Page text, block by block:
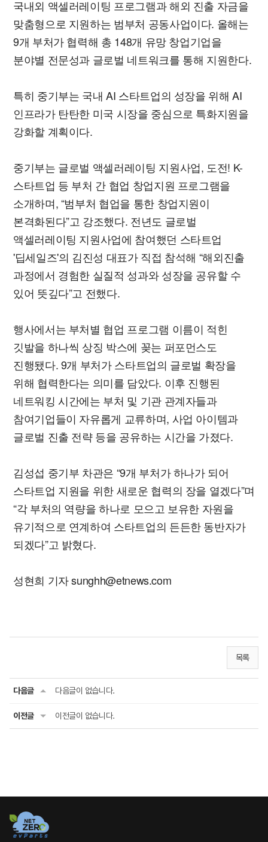
국내외 액셀러레이팅 프로그램과 해외 진출 자금을
맞춤형으로 지원하는 범부처 공동사업이다. 올해는
9개 부처가 협력해 총 148개 유망 창업기업을
분야별 전문성과 글로벌 네트워크를 통해 지원한다.
특히 중기부는 국내 AI 스타트업의 성장을 위해 AI
인프라가 탄탄한 미국 시장을 중심으로 특화지원을
강화할 계획이다.
중기부는 글로벌 액셀러레이팅 지원사업, 도전! K-
스타트업 등 부처 간 협업 창업지원 프로그램을
소개하며, “범부처 협업을 통한 창업지원이
본격화된다”고 강조했다. 전년도 글로벌
액셀러레이팅 지원사업에 참여했던 스타트업
'딥세일즈'의 김진성 대표가 직접 참석해 “해외진출
과정에서 경험한 실질적 성과와 성장을 공유할 수
있어 뜻깊다”고 전했다.
행사에서는 부처별 협업 프로그램 이름이 적힌
깃발을 하나씩 상징 박스에 꽂는 퍼포먼스도
진행됐다. 9개 부처가 스타트업의 글로벌 확장을
위해 협력한다는 의미를 담았다. 이후 진행된
네트워킹 시간에는 부처 및 기관 관계자들과
참여기업들이 자유롭게 교류하며, 사업 아이템과
글로벌 진출 전략 등을 공유하는 시간을 가졌다.
김성섭 중기부 차관은 “9개 부처가 하나가 되어
스타트업 지원을 위한 새로운 협력의 장을 열겠다”며
“각 부처의 역량을 하나로 모으고 보유한 자원을
유기적으로 연계하여 스타트업의 든든한 동반자가
되겠다”고 밝혔다.
성현희 기자 sunghh@etnews.com
목록
다음글 다음글이 없습니다.
이전글 이전글이 없습니다.